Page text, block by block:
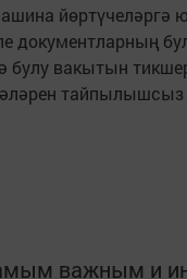
йөртүчеләргә
документларның
булу вакытын
тайпылышсыз
важным и